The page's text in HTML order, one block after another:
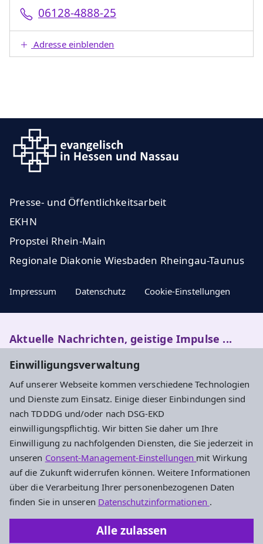
Einwilligungsverwaltung
Auf unserer Webseite kommen verschiedene Technologien
und Dienste zum Einsatz. Einige dieser Einbindungen sind
nach TDDDG und/oder nach DSG-EKD
einwilligungspflichtig. Wir bitten Sie daher um Ihre
Einwilligung zu nachfolgenden Diensten, die Sie jederzeit in
unseren Consent-Management-Einstellungen mit Wirkung
auf die Zukunft widerrufen können. Weitere Informationen
über die Verarbeitung Ihrer personenbezogenen Daten
finden Sie in unseren Datenschutzinformationen .
Alle zulassen
06128-4888-25
Adresse einblenden
Presse- und Öffentlichkeitsarbeit
EKHN
Propstei Rhein-Main
Regionale Diakonie Wiesbaden Rheingau-Taunus
Impressum Datenschutz Cookie-Einstellungen
Aktuelle Nachrichten, geistige Impulse ...
Newsletter entdecken
Adresse
Evangelisches Dekanat Rheingau-Taunus
Aarstraße 44
65232 Taunusstein
Tel. 06128-48 88 27
oeffentlichkeitsarbeit.rt@ekhn.de